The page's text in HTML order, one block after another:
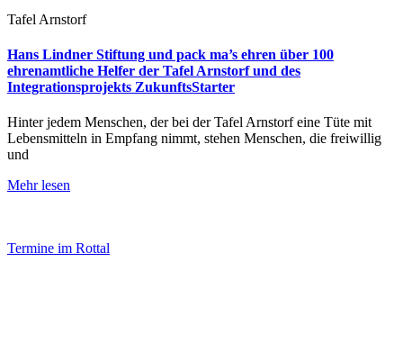
Tafel Arnstorf
Hans Lindner Stiftung und pack ma’s ehren über 100
ehrenamtliche Helfer der Tafel Arnstorf und des
Integrationsprojekts ZukunftsStarter
Hinter jedem Menschen, der bei der Tafel Arnstorf eine Tüte mit
Lebensmitteln in Empfang nimmt, stehen Menschen, die freiwillig
und
Mehr lesen
Termine im Rottal